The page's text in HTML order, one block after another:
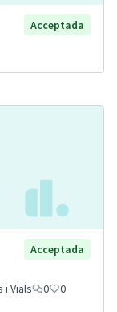
Acceptada
Acceptada
i Vials 0 0